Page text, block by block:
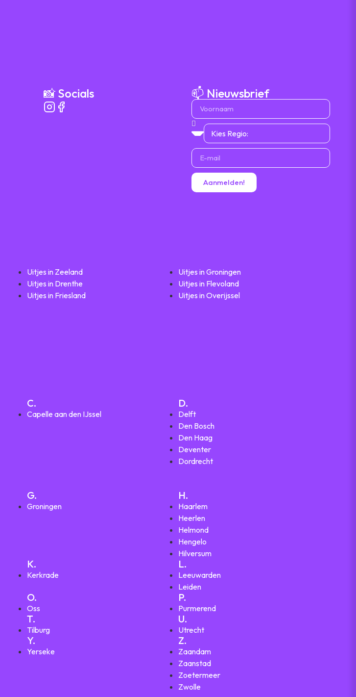
📸 Socials 📫 Nieuwsbrief
Aanmelden!
Uitjes in Zeeland
Uitjes in Drenthe
Uitjes in Friesland
Uitjes in Groningen
Uitjes in Flevoland
Uitjes in Overijssel
C.
Capelle aan den IJssel
D.
Delft
Den Bosch
Den Haag
Deventer
Dordrecht
G.
Groningen
H.
Haarlem
Heerlen
Helmond
Hengelo
Hilversum
K.
Kerkrade
L.
Leeuwarden
Leiden
O.
Oss
P.
Purmerend
T.
Tilburg
U.
Utrecht
Y.
Yerseke
Z.
Zaandam
Zaanstad
Zoetermeer
Zwolle